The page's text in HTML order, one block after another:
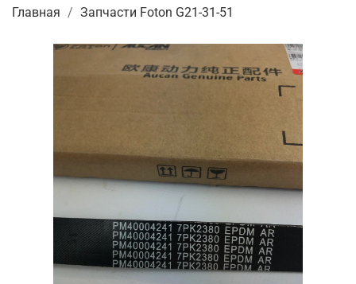
Главная Запчасти Foton G21-31-51